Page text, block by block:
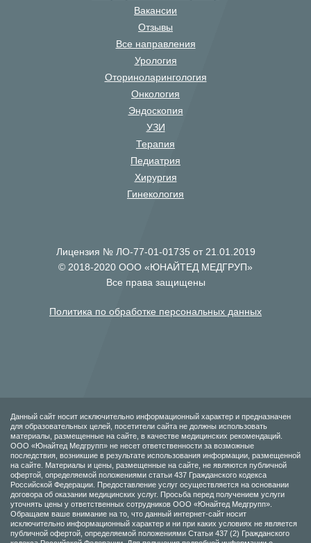
Вакансии
Отзывы
Все направления
Урология
Оториноларингология
Онкология
Эндоскопия
УЗИ
Терапия
Педиатрия
Хирургия
Гинекология
Лицензия № ЛО-77-01-01735 от 21.01.2019
© 2018-2020 ООО «ЮНАЙТЕД МЕДГРУП»
Все права защищены
Политика по обработке персональных данных
Данный сайт носит исключительно информационный характер и предназначен
для образовательных целей, посетители сайта не должны использовать
материалы, размещенные на сайте, в качестве медицинских рекомендаций.
ООО «Юнайтед Медгрупп» не несет ответственности за возможные
последствия, возникшие в результате использования информации, размещенной
на сайте. Материалы и цены, размещенные на сайте, не являются публичной
офертой, определяемой положениями статьи 437 Гражданского кодекса
Российской Федерации. Предоставление услуг осуществляется на основании
договора об оказании медицинских услуг. Просьба перед получением услуги
уточнять цены у ответственных сотрудников ООО «Юнайтед Медгрупп».
Обращаем ваше внимание на то, что данный интернет-сайт носит
исключительно информационный характер и ни при каких условиях не является
публичной офертой, определяемой положениями Статьи 437 (2) Гражданского